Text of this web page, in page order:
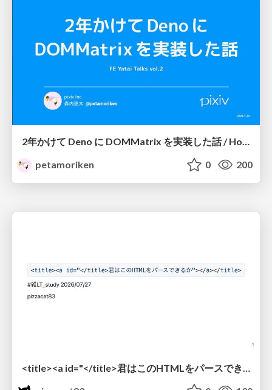
2年かけて Deno に DOMMatrix を実装した話 / How I implemented DOMMatrix in Deno over two years
petamoriken
0 200